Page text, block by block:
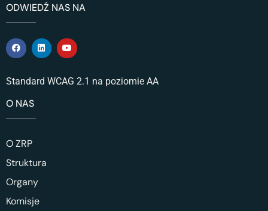
ODWIEDŹ NAS NA
Standard WCAG 2.1 na poziomie AA
O NAS
O ZRP
Struktura
Organy
Komisje